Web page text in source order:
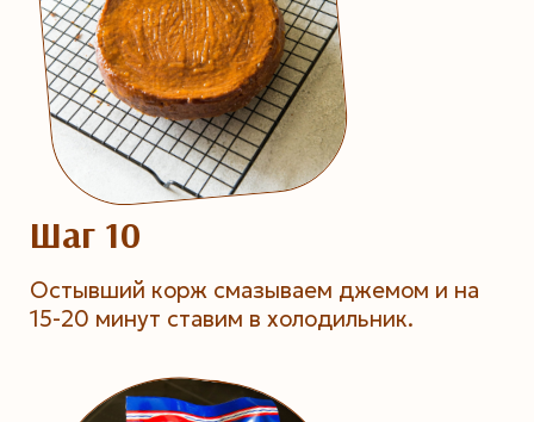
Шаг 10
Остывший корж смазываем джемом и на
15-20 минут ставим в холодильник.